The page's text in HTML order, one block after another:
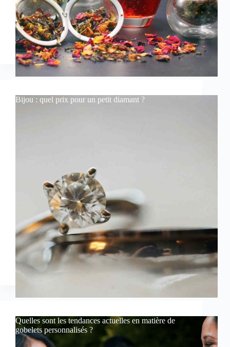
Bijou : quel prix pour un petit diamant ?
Quelles sont les tendances actuelles en matière de
gobelets personnalisés ?